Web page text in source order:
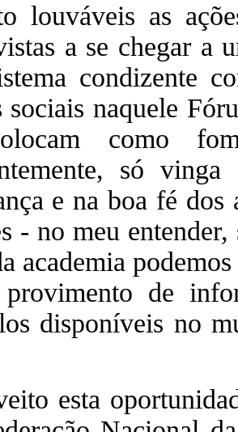
louváveis as
a se chegar a
condizente
sociais naquele
como
só
e na boa fé dos
- no meu
academia
de
disponíveis no
esta